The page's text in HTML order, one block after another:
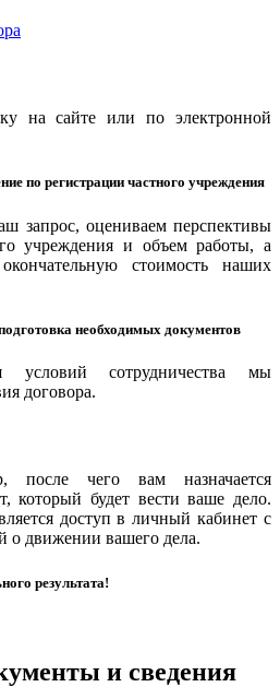
на сайте или по электронной
по регистрации частного учреждения
запрос, оцениваем перспективы
учреждения и объем работы, а
стоимость наших
необходимых документов
условий сотрудничества мы
договора.
после чего вам назначается
который будет вести ваше дело.
доступ в личный кабинет с
о движении вашего дела.
результата!
и сведения